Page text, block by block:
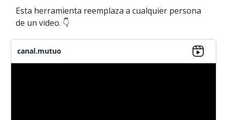
Esta herramienta reemplaza a cualquier persona
de un video. 👇
canal.mutuo